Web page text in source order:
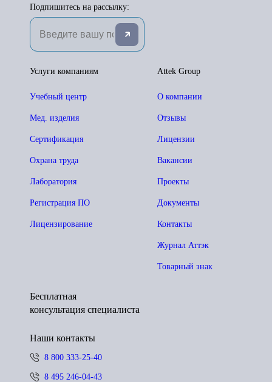
Подпишитесь на рассылку:
Attek Group
О компании
Отзывы
Лицензии
Вакансии
Проекты
Документы
Контакты
Журнал Аттэк
Товарный знак
Услуги компаниям
Учебный центр
Мед. изделия
Сертификация
Охрана труда
Лаборатория
Регистрация ПО
Лицензирование
Бесплатная
консультация специалиста
Наши контакты
8 800 333-25-40
8 495 246-04-43